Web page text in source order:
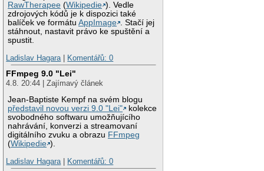
RawTherapee (Wikipedie ). Vedle
zdrojových kódů je k dispozici také
balíček ve formátuAppImage . Stačí jej
stáhnout, nastavit právo ke spuštění a
spustit.
Ladislav Hagara| Komentářů: 0
FFmpeg 9.0 "Lei"
4.8. 20:44 | Zajímavý článek
Jean-Baptiste Kempf na svém blogu
představil novou verzi 9.0 "Lei"
kolekce
svobodného softwaru umožňujícího
nahrávání, konverzi a streamovaní
digitálního zvuku a obrazu FFmpeg
(Wikipedie ).
Ladislav Hagara| Komentářů: 0